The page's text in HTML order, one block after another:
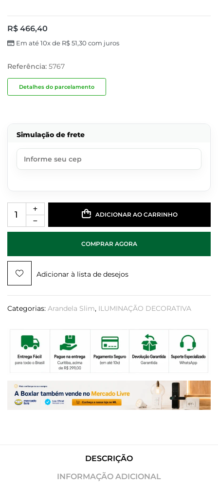
R$ 466,40
Em até 10x de R$51,30 com juros
Referência: 5767
Detalhes do parcelamento
Simulação de frete
ADICIONAR AO CARRINHO
COMPRAR AGORA
Adicionar à lista de desejos
Categorias: Arandela Slim, ILUMINAÇÃO DECORATIVA
DESCRIÇÃO
INFORMAÇÃO ADICIONAL